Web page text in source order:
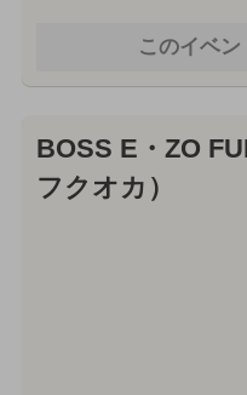
このイベ
BOSS E・ZO
フクオカ）